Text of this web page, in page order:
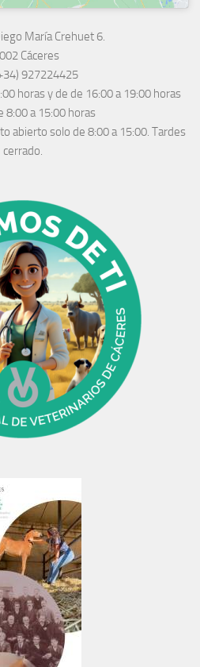
María Crehuet 6.
Cáceres
927224425
horas y de de 16:00 a 19:00 horas
8:00 a 15:00 horas
abierto solo de 8:00 a 15:00. Tardes
cerrado.